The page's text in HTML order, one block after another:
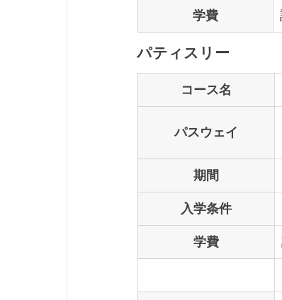
学費
パティスリー
コース名
パスウェイ
期間
入学条件
学費